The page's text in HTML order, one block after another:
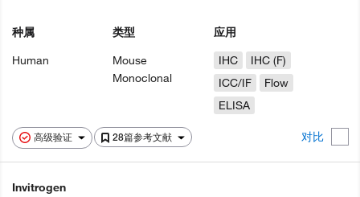
高级验证 28篇参考文献 对比
种属
Human
类型
Mouse
Monoclonal
应用
IHC
IHC (F)
ICC/IF
Flow
ELISA
Invitrogen